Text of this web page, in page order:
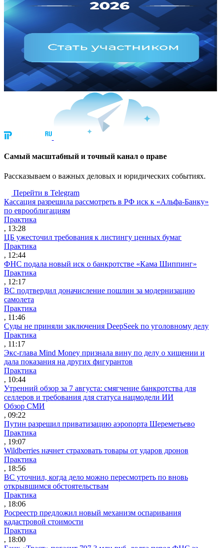
Cамый масштабный и точный канал о праве
Рассказываем о важных деловых и юридических событиях.
Перейти в Telegram
Кассация разрешила рассмотреть в РФ иск к «Альфа-Банку»
по еврооблигациям
Практика
, 13:28
ЦБ ужесточил требования к листингу ценных бумаг
Практика
, 12:44
ФНС подала новый иск о банкротстве «Кама Шиппинг»
Практика
, 12:17
ВС подтвердил доначисление пошлин за модернизацию
самолета
Практика
, 11:46
Суды не приняли заключения DeepSeek по уголовному делу
Практика
, 11:17
Экс-глава Mind Money признала вину по делу о хищении и
дала показания на других фигурантов
Практика
, 10:44
Утренний обзор за 7 августа: смягчение банкротства для
селлеров и требования для статуса нацмодели ИИ
Обзор СМИ
, 09:22
Путин разрешил приватизацию аэропорта Шереметьево
Практика
, 19:07
Wildberries начнет страховать товары от ударов дронов
Практика
, 18:56
ВС уточнил, когда дело можно пересмотреть по вновь
открывшимся обстоятельствам
Практика
, 18:06
Росреестр предложил новый механизм оспаривания
кадастровой стоимости
Практика
, 18:00